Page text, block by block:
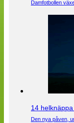
Damfotbollen
14
Den nya påven,